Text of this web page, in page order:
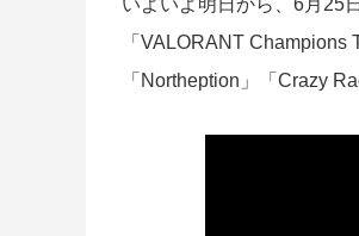
「VALORANT
「Northeption」「Crazy